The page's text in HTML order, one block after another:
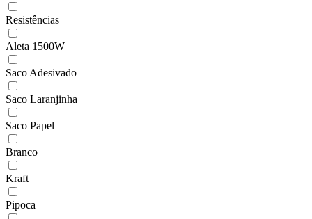
Resistências
Aleta 1500W
Saco Adesivado
Saco Laranjinha
Saco Papel
Branco
Kraft
Pipoca